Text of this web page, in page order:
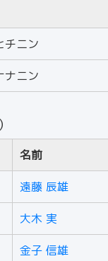
チニン
ナニン
名前
遠藤 辰雄
大木 実
金子 信雄